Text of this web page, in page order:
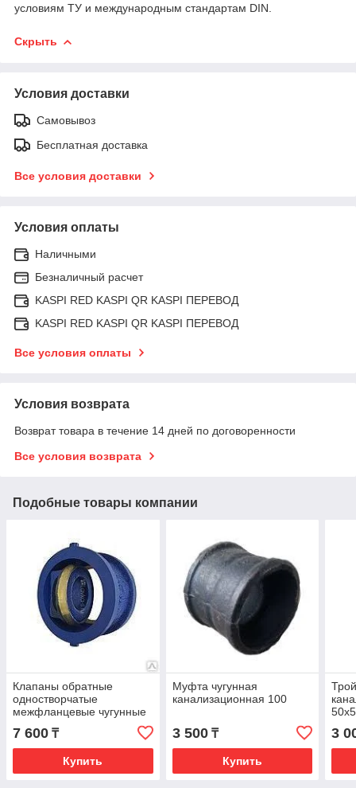
условиям ТУ и международным стандартам DIN.
Скрыть
Условия доставки
Самовывоз
Бесплатная доставка
Все условия доставки
Условия оплаты
Наличными
Безналичный расчет
KASPI RED KASPI QR KASPI ПЕРЕВОД
KASPI RED KASPI QR KASPI ПЕРЕВОД
Все условия оплаты
Условия возврата
Возврат товара в течение 14 дней по договоренности
Все условия возврата
Подобные товары компании
Клапаны обратные
одностворчатые
межфланцевые чугунные
Ру 16 Ду-100
7 600 ₸
Купить
Муфта чугунная
канализационная 100
3 500₸
Купить
3